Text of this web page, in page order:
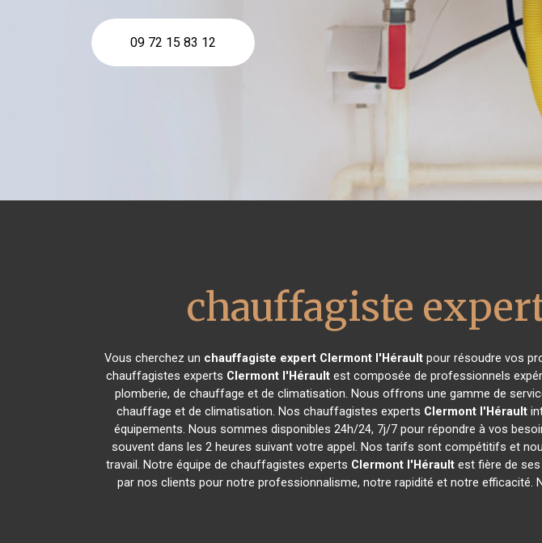
09 72 15 83 12
chauffagiste
Vous cherchez un chauffagiste expert Clermont l'Héraultpour résoudre vos
chauffagistes experts Clermont l'Hérault est composée de professionnels
plomberie, de chauffage et de climatisation. Nous offrons une gamme de
chauffage et de climatisation. Nos chauffagistes experts Clermont l'Hérault
équipements. Nous sommes disponibles 24h/24, 7j/7 pour répondre à vos
souvent dans les 2 heures suivant votre appel. Nos tarifs sont compétitifs et
travail. Notre équipe de chauffagistes experts Clermont l'Hérault est fière de
par nos clients pour notre professionnalisme, notre rapidité et notre efficacité.